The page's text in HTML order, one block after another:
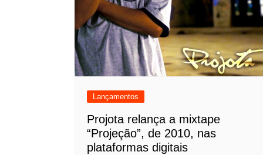
Lançamentos
Projota relança a mixtape
“Projeção”, de 2010, nas
plataformas digitais